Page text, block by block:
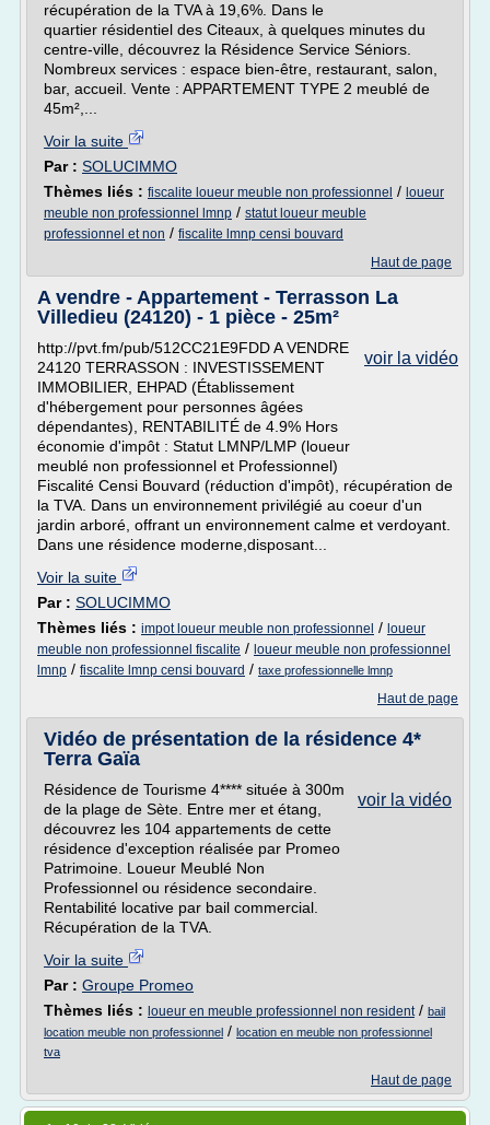
récupération de la TVA à 19,6%. Dans le
quartier résidentiel des Citeaux, à quelques minutes du
centre-ville, découvrez la Résidence Service Séniors.
Nombreux services : espace bien-être, restaurant, salon,
bar, accueil. Vente : APPARTEMENT TYPE 2 meublé de
45m²,...
Voir la suite
Par : SOLUCIMMO
Thèmes liés : fiscalite loueur meuble non professionnel / loueur
meuble non professionnel lmnp / statut loueur meuble
professionnel et non / fiscalite lmnp censi bouvard
Haut de page
A vendre - Appartement - Terrasson La
Villedieu (24120) - 1 pièce - 25m²
voir la vidéo
http://pvt.fm/pub/512CC21E9FDD A VENDRE
24120 TERRASSON : INVESTISSEMENT
IMMOBILIER, EHPAD (Établissement
d'hébergement pour personnes âgées
dépendantes), RENTABILITÉ de 4.9% Hors
économie d'impôt : Statut LMNP/LMP (loueur
meublé non professionnel et Professionnel)
Fiscalité Censi Bouvard (réduction d'impôt), récupération de
la TVA. Dans un environnement privilégié au coeur d'un
jardin arboré, offrant un environnement calme et verdoyant.
Dans une résidence moderne,disposant...
Voir la suite
Par : SOLUCIMMO
Thèmes liés : impot loueur meuble non professionnel / loueur
meuble non professionnel fiscalite / loueur meuble non professionnel
lmnp / fiscalite lmnp censi bouvard / taxe professionnelle lmnp
Haut de page
Vidéo de présentation de la résidence 4*
Terra Gaïa
voir la vidéo
Résidence de Tourisme 4**** située à 300m
de la plage de Sète. Entre mer et étang,
découvrez les 104 appartements de cette
résidence d'exception réalisée par Promeo
Patrimoine. Loueur Meublé Non
Professionnel ou résidence secondaire.
Rentabilité locative par bail commercial.
Récupération de la TVA.
Voir la suite
Par : Groupe Promeo
Thèmes liés : loueur en meuble professionnel non resident/ bail
location meuble non professionnel / location en meuble non professionnel
tva
Haut de page